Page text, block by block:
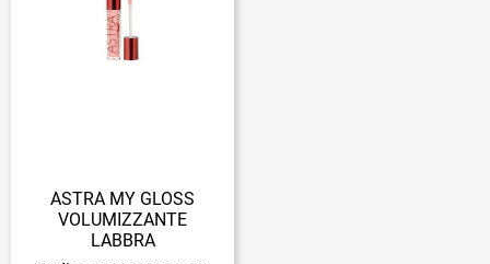
ASTRA MY GLOSS
VOLUMIZZANTE
LABBRA